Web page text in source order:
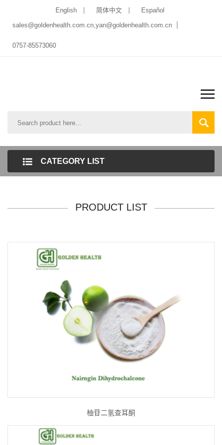
English 简体中文
Español
sales@goldenhealth.com.cn,yan@goldenhealth.com.cn
0757-85573060
CATEGORY LIST
PRODUCT LIST
柚苷二氢查耳酮